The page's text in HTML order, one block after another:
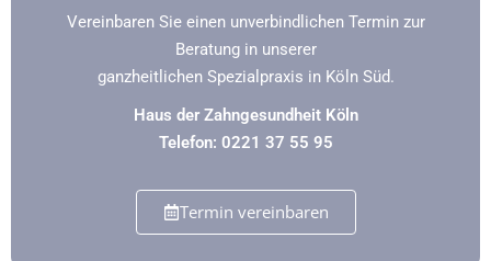
Vereinbaren Sie einen unverbindlichen Termin zur
Beratung in unserer
ganzheitlichen Spezialpraxis in Köln Süd.
Haus der Zahngesundheit Köln
Telefon: 0221 37 55 95
Termin vereinbaren